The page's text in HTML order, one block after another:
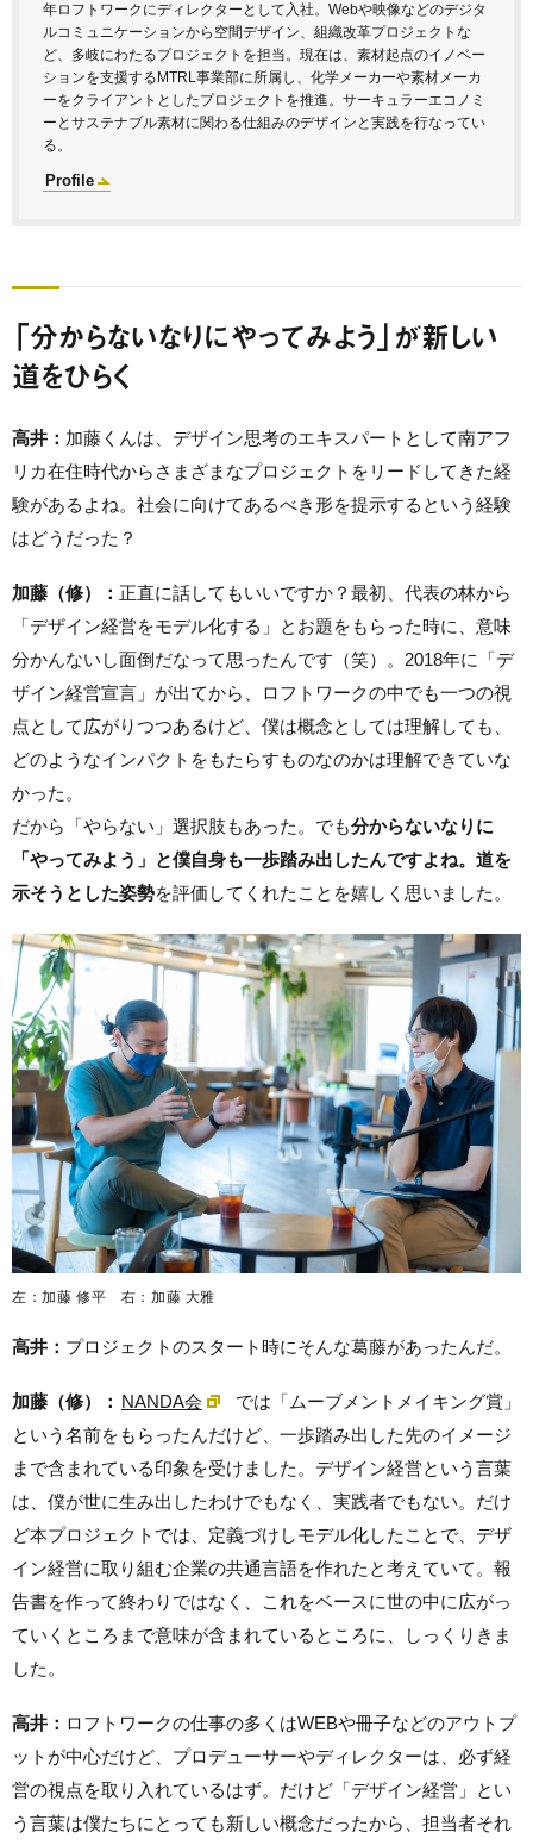
年ロフトワークにディレクターとして入社。Webや映像などのデジタ
ルコミュニケーションから空間デザイン、組織改革プロジェクトな
ど、多岐にわたるプロジェクトを担当。現在は、素材起点のイノベー
ションを支援するMTRL事業部に所属し、化学メーカーや素材メーカ
ーをクライアントとしたプロジェクトを推進。サーキュラーエコノミ
ーとサステナブル素材に関わる仕組みのデザインと実践を行なってい
る。
Profile
「分からないなりにやってみよう」が新しい
道をひらく
高井： 加藤くんは、デザイン思考のエキスパートとして南アフ
リカ在住時代からさまざまなプロジェクトをリードしてきた経
験があるよね。社会に向けてあるべき形を提示するという経験
はどうだった？
加藤（修）： 正直に話してもいいですか？最初、代表の林から
「デザイン経営をモデル化する」とお題をもらった時に、意味
分かんないし面倒だなって思ったんです（笑）。2018年に「デ
ザイン経営宣言」が出てから、ロフトワークの中でも一つの視
点として広がりつつあるけど、僕は概念としては理解しても、
どのようなインパクトをもたらすものなのかは理解できていな
かった。
だから「やらない」選択肢もあった。でも分からないなりに
「やってみよう」と僕自身も一歩踏み出したんですよね。道を
示そうとした姿勢を評価してくれたことを嬉しく思いました。
左：加藤 修平 右：加藤 大雅
高井： プロジェクトのスタート時にそんな葛藤があったんだ。
加藤（修）： NANDA会
では「ムーブメントメイキング賞」
という名前をもらったんだけど、一歩踏み出した先のイメージ
まで含まれている印象を受けました。デザイン経営という言葉
は、僕が世に生み出したわけでもなく、実践者でもない。だけ
ど本プロジェクトでは、定義づけしモデル化したことで、デザ
イン経営に取り組む企業の共通言語を作れたと考えていて。報
告書を作って終わりではなく、これをベースに世の中に広がっ
ていくところまで意味が含まれているところに、しっくりきま
した。
高井： ロフトワークの仕事の多くはWEBや冊子などのアウトプ
ットが中心だけど、プロデューサーやディレクターは、必ず経
営の視点を取り入れているはず。だけど「デザイン経営」とい
う言葉は僕たちにとっても新しい概念だったから、担当者それ